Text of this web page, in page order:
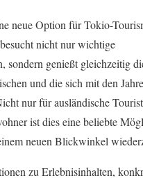
neue Option für Tokio-
nicht nur wichtige
sondern genießt gleichzeitig
und die sich mit den
nur für ausländische
ist dies eine beliebte
neuen Blickwinkel
zu Erlebnisinhalten,